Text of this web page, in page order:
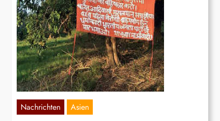
Nachrichten Asien